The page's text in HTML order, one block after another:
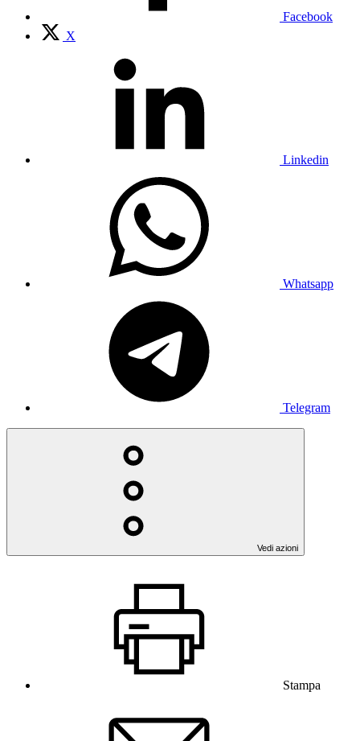
Facebook
X
Linkedin
Whatsapp
Telegram
Vedi azioni
Stampa